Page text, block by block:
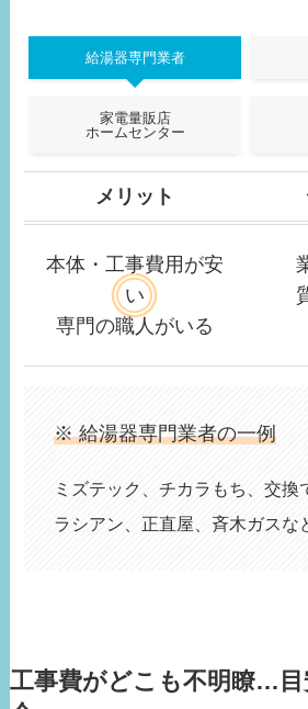
給湯器専門業者
家電量販店
ホームセンター
メリット
本体・工事費用が安
い
専門の職人がいる
※ 給湯器専門業者の一例
ミズテック、チカラもち、交換
ラシアン、正直屋、斉木ガスな
工事費がどこも不明瞭…